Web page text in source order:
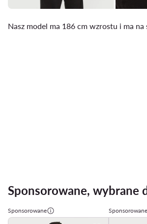
Nasz model ma 186 cm wzrostu i ma
Sponsorowane, wybrane
Sponsorowane Sponsorowane